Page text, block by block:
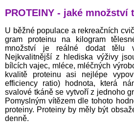
PROTEINY - jaké množství
U běžné populace a rekreačních
gram proteinu na kilogram
množství je reálné dodat tělu
Nejkvalitnější z hlediska výživy
bílcích vajec, mléce, mléčných
kvalitě proteinu asi nejlépe
efficiency ratio) hodnota, která
svalové tkáně se vytvoří z jednoho
Pomyslným vítězem dle tohoto
proteiny. Proteiny by měly být
denně.